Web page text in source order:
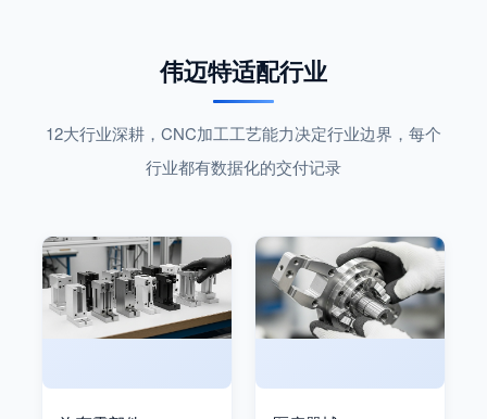
伟迈特适配行业
12大行业深耕，CNC加工工艺能力决定行业边界，每个
行业都有数据化的交付记录